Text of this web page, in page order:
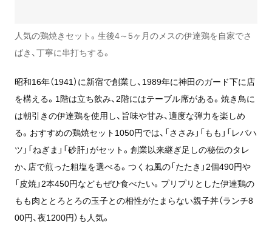
人気の鶏焼きセット。生後4～5ヶ月のメスの伊達鶏を自家でさ
ばき、丁寧に串打ちする。
昭和16年（1941）に新宿で創業し、1989年に神田のガード下に店
を構える。1階は立ち飲み、2階にはテーブル席がある。焼き鳥に
は朝引きの伊達鶏を使用し、旨味や甘み、適度な弾力を楽しめ
る。おすすめの鶏焼セット1050円では、「ささみ」「もも」「レバハ
ツ」「ねぎま」「砂肝」がセット。創業以来継ぎ足しの秘伝のタレ
か、店で煎った粗塩を選べる。つくね風の「たたき」2個490円や
「皮焼」2本450円などもぜひ食べたい。プリプリとした伊達鶏の
もも肉ととろとろの玉子との相性がたまらない親子丼（ランチ8
00円、夜1200円）も人気。